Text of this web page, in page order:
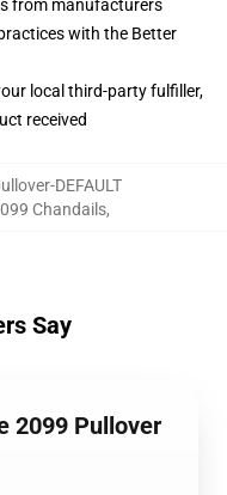
from manufacturers
with the Better
local third-party fulfiller,
received
DEFAULT
Chandails,
Say
2099 Pullover